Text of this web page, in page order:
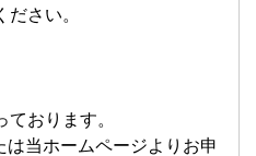
ださい。
おります。
当ホームページよりお申